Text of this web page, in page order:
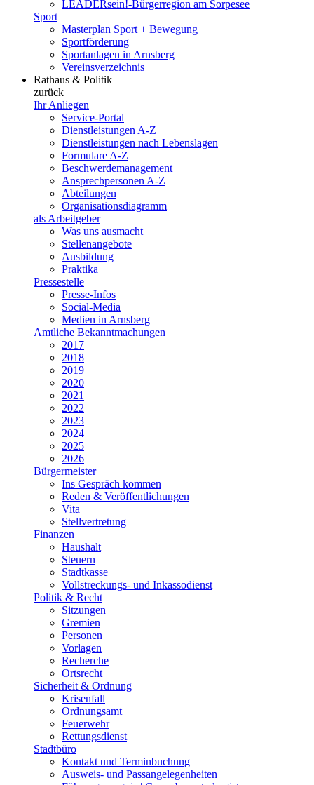
LEADERsein!-Bürgerregion am Sorpesee
Sport
Masterplan Sport + Bewegung
Sportförderung
Sportanlagen in Arnsberg
Vereinsverzeichnis
Rathaus & Politik
zurück
Ihr Anliegen
Service-Portal
Dienstleistungen A-Z
Dienstleistungen nach Lebenslagen
Formulare A-Z
Beschwerdemanagement
Ansprechpersonen A-Z
Abteilungen
Organisationsdiagramm
als Arbeitgeber
Was uns ausmacht
Stellenangebote
Ausbildung
Praktika
Pressestelle
Presse-Infos
Social-Media
Medien in Arnsberg
Amtliche Bekanntmachungen
2017
2018
2019
2020
2021
2022
2023
2024
2025
2026
Bürgermeister
Ins Gespräch kommen
Reden & Veröffentlichungen
Vita
Stellvertretung
Finanzen
Haushalt
Steuern
Stadtkasse
Vollstreckungs- und Inkassodienst
Politik & Recht
Sitzungen
Gremien
Personen
Vorlagen
Recherche
Ortsrecht
Sicherheit & Ordnung
Krisenfall
Ordnungsamt
Feuerwehr
Rettungsdienst
Stadtbüro
Kontakt und Terminbuchung
Ausweis- und Passangelegenheiten